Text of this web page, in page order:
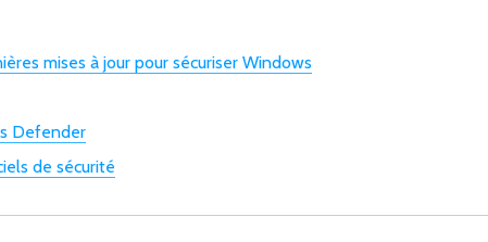
mises à jour pour sécuriser Windows
Defender
de sécurité